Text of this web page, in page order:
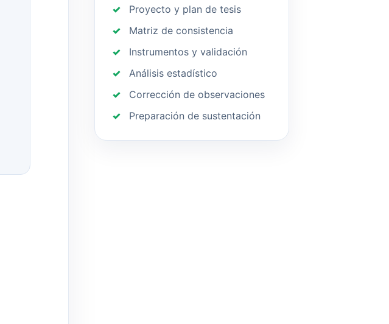
Proyecto y plan de tesis
Matriz de consistencia
Instrumentos y validación
Análisis estadístico
Corrección de observaciones
Preparación de sustentación